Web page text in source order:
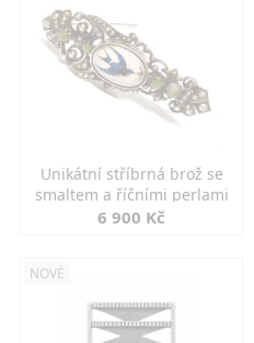
Unikátní stříbrná brož se
smaltem a říčními perlami
6 900 Kč
NOVÉ